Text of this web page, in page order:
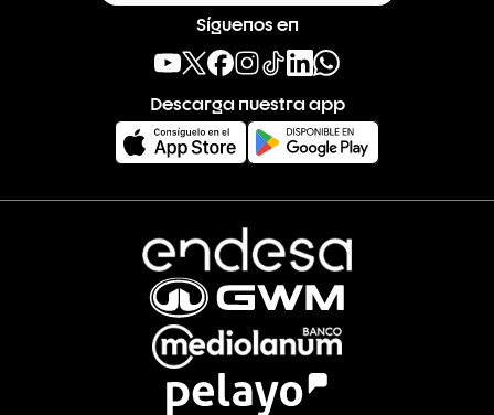
Síguenos en
Descarga nuestra app